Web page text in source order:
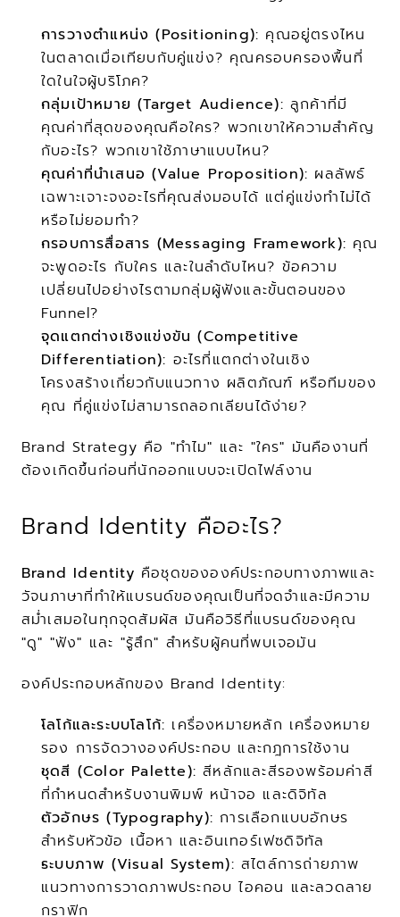
การวางตำแหน่ง (Positioning): คุณอยู่ตรงไหน
ในตลาดเมื่อเทียบกับคู่แข่ง? คุณครอบครองพื้นที่
ใดในใจผู้บริโภค?
กลุ่มเป้าหมาย (Target Audience): ลูกค้าที่มี
คุณค่าที่สุดของคุณคือใคร? พวกเขาให้ความสำคัญ
กับอะไร? พวกเขาใช้ภาษาแบบไหน?
คุณค่าที่นำเสนอ (Value Proposition): ผลลัพธ์
เฉพาะเจาะจงอะไรที่คุณส่งมอบได้ แต่คู่แข่งทำไม่ได้
หรือไม่ยอมทำ?
กรอบการสื่อสาร (Messaging Framework): คุณ
จะพูดอะไร กับใคร และในลำดับไหน? ข้อความ
เปลี่ยนไปอย่างไรตามกลุ่มผู้ฟังและขั้นตอนของ
Funnel?
จุดแตกต่างเชิงแข่งขัน (Competitive
Differentiation): อะไรที่แตกต่างในเชิง
โครงสร้างเกี่ยวกับแนวทาง ผลิตภัณฑ์ หรือทีมของ
คุณ ที่คู่แข่งไม่สามารถลอกเลียนได้ง่าย?
Brand Strategy คือ "ทำไม" และ "ใคร" มันคืองานที่
ต้องเกิดขึ้นก่อนที่นักออกแบบจะเปิดไฟล์งาน
Brand Identity คืออะไร?
Brand Identity คือชุดขององค์ประกอบทางภาพและ
วัจนภาษาที่ทำให้แบรนด์ของคุณเป็นที่จดจำและมีความ
สม่ำเสมอในทุกจุดสัมผัส มันคือวิธีที่แบรนด์ของคุณ
"ดู" "ฟัง" และ "รู้สึก" สำหรับผู้คนที่พบเจอมัน
องค์ประกอบหลักของ Brand Identity:
โลโก้และระบบโลโก้: เครื่องหมายหลัก เครื่องหมาย
รอง การจัดวางองค์ประกอบ และกฎการใช้งาน
ชุดสี (Color Palette): สีหลักและสีรองพร้อมค่าสี
ที่กำหนดสำหรับงานพิมพ์ หน้าจอ และดิจิทัล
ตัวอักษร (Typography): การเลือกแบบอักษร
สำหรับหัวข้อ เนื้อหา และอินเทอร์เฟซดิจิทัล
ระบบภาพ (Visual System): สไตล์การถ่ายภาพ
แนวทางการวาดภาพประกอบ ไอคอน และลวดลาย
กราฟิก